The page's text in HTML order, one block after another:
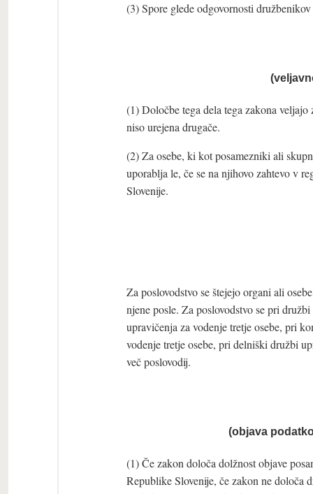
(3) Spore glede odgovornosti
(1) Določbe tega dela tega zakona
niso urejena drugače.
(2) Za osebe, ki kot posamezniki ali
uporablja le, če se na njihovo zahtevo v
Slovenije.
Za poslovodstvo se štejejo organi ali
njene posle. Za poslovodstvo se pri
upravičenja za vodenje tretje osebe, pri
vodenje tretje osebe, pri delniški družbi
več poslovodij.
(objava
(1) Če zakon določa dolžnost objave
Republike Slovenije, če zakon ne določa